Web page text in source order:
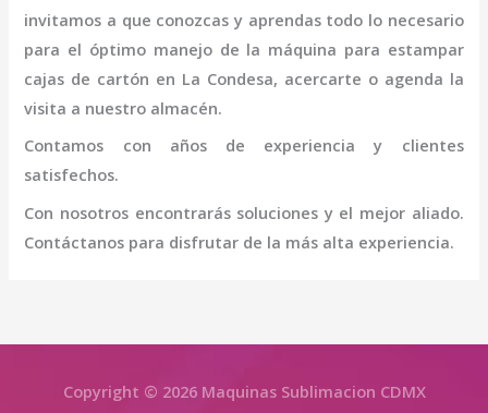
invitamos a que conozcas y aprendas todo lo necesario
para el óptimo manejo de la máquina para estampar
cajas de cartón en La Condesa, acercarte o agenda la
visita a nuestro almacén.
Contamos con años de experiencia y clientes
satisfechos.
Con nosotros encontrarás soluciones y el mejor aliado.
Contáctanos para disfrutar de la más alta experiencia.
Copyright © 2026 Maquinas Sublimacion CDMX